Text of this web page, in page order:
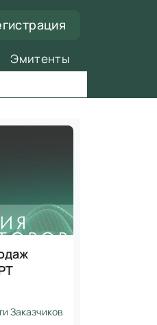
Эмитенты
Заказчиков